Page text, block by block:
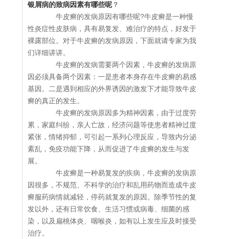
银屑病的致病因素有哪些呢 ？
牛皮癣的发病原因有哪些呢?牛皮癣是一种慢
性炎症性皮肤病，具有易复发、难治疗的特点，好发于
裸露部位。对于牛皮癣的发病原因，下面就请专家为我
们详细讲讲。
牛皮癣的发病需要两个因素，牛皮癣的发病原
因必须具备两个因素：一是患者本身存在牛皮癣的易感
基因。二是遇到相应的外界诱因的激发下才能导致牛皮
癣的真正的发生。
牛皮癣的发病原因多为精神因素，由于过度劳
累，家庭纠纷，亲人亡故，经济问题等使患者精神过度
紧张，情绪抑郁，可引起一系列心理反应，导致内分泌
紊乱，免疫功能下降，从而促进了牛皮癣的发生与发
展。
牛皮癣是一种易复发的疾病，牛皮癣的发病原
因很多，不规范、不科学的治疗和乱用药物而造成牛皮
癣服药病情就减轻，停药就复发的原因。除季节性的复
发以外，还有日常饮食、生活习惯或病毒、细菌的感
染，以及扁桃体炎、咽喉炎，如有以上发生应及时接受
治疗。